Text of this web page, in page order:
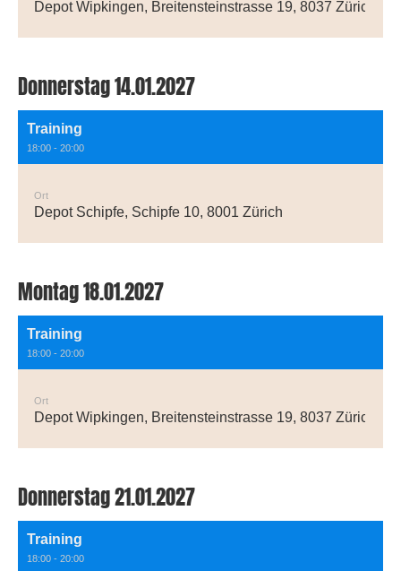
Depot Wipkingen, Breitensteinstrasse 19, 8037 Zürich
Donnerstag 14.01.2027
Training
18:00 - 20:00
Ort
Depot Schipfe, Schipfe 10, 8001 Zürich
Montag 18.01.2027
Training
18:00 - 20:00
Ort
Depot Wipkingen, Breitensteinstrasse 19, 8037 Zürich
Donnerstag 21.01.2027
Training
18:00 - 20:00